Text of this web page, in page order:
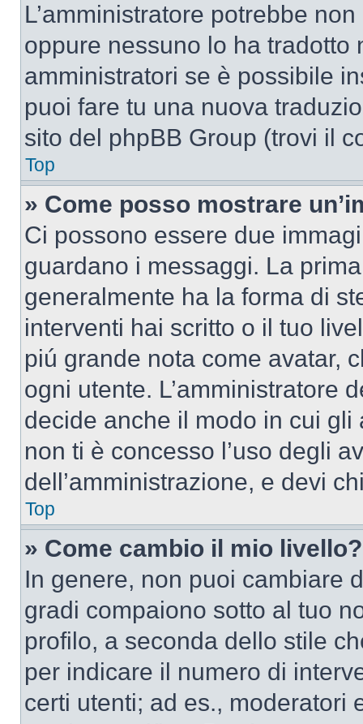
L’amministratore potrebbe
oppure nessuno lo ha
amministratori se è possibile
puoi fare tu una nuova
sito del phpBB Group (trovi il
Top
» Come posso mostrare
Ci possono essere due
guardano i messaggi. La
generalmente ha la forma di
interventi hai scritto o il tuo
piú grande nota come avatar,
ogni utente. L’amministratore
decide anche il modo in cui
non ti è concesso l’uso degli
dell’amministrazione, e devi
Top
» Come cambio il mio livello?
In genere, non puoi cambiare
gradi compaiono sotto al tuo
profilo, a seconda dello stile
per indicare il numero di
certi utenti; ad es., moderatori